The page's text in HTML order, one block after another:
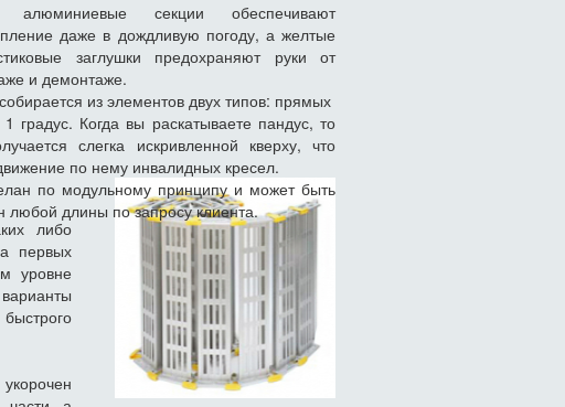
либо
первых
уровне
алюминиевые секции обеспечивают
даже в дождливую погоду, а желтые
заглушки предохраняют руки от
и демонтаже.
из элементов двух типов: прямых
градус. Когда вы раскатываете пандус, то
слегка искривленной кверху, что
по нему инвалидных кресел.
по модульному принципу и может быть
любой длины по запросу клиента.